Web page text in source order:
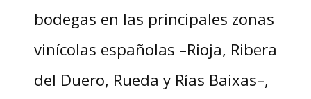
bodegas en las principales zonas
vinícolas españolas –Rioja, Ribera
del Duero, Rueda y Rías Baixas–,